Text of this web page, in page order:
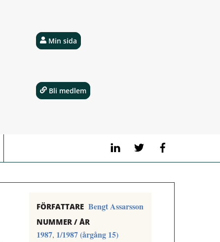
LinkedIn Twitter
Min sida
Bli medlem
FÖRFATTARE Bengt Assarsson
NUMMER / ÅR
1987, 1/1987 (årgång 15)